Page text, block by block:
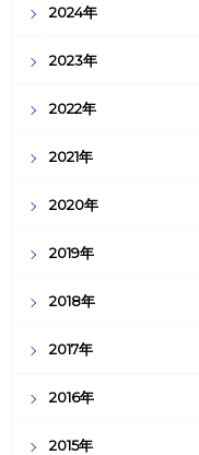
2024年
2023年
2022年
2021年
2020年
2019年
2018年
2017年
2016年
2015年